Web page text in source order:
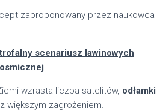
zaproponowany przez naukowca
scenariusz lawinowych
.
wzrasta liczba satelitów, odłamki
większym zagrożeniem.